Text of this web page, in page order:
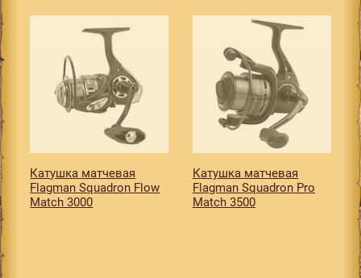
Катушкa матчевая
Flagman Squadron Flow
Match 3000
Катушкa матчевая
Flagman Squadron Pro
Match 3500